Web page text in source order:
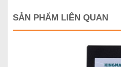
SẢN PHẨM LIÊN QUAN